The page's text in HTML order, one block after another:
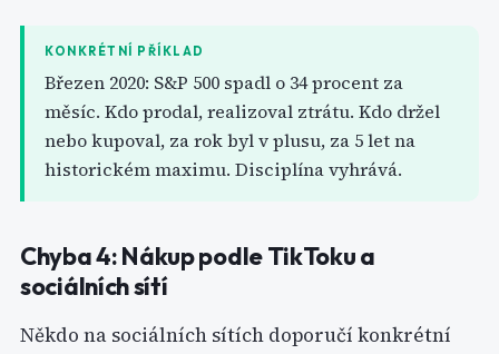
KONKRÉTNÍ PŘÍKLAD
Březen 2020: S&P 500 spadl o 34 procent za
měsíc. Kdo prodal, realizoval ztrátu. Kdo držel
nebo kupoval, za rok byl v plusu, za 5 let na
historickém maximu. Disciplína vyhrává.
Chyba 4: Nákup podle TikToku a
sociálních sítí
Někdo na sociálních sítích doporučí konkrétní